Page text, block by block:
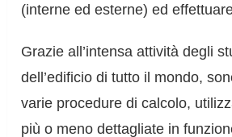
(interne ed esterne) ed
Grazie all’intensa attività degli
dell’edificio di tutto il mondo,
varie procedure di calcolo,
più o meno dettagliate in